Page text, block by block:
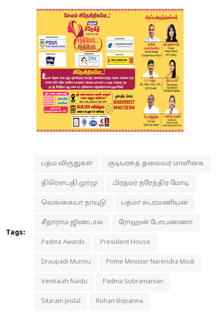
Tags:
பத்ம விருதுகள் குடியரசுத் தலைவர் மாளிகை
திரௌபதி முர்மு பிரதமர் நரேந்திர மோடி
வெங்கையா நாயுடு பத்மா சுப்ரமணியன்
சீதாராம் ஜிண்டால் ரோஹன் போபண்ணா
Padma Awards President House
Draupadi Murmu Prime Minister Narendra Modi
Venkaiah Naidu Padma Subramanian
Sitaram Jindal Rohan Bopanna